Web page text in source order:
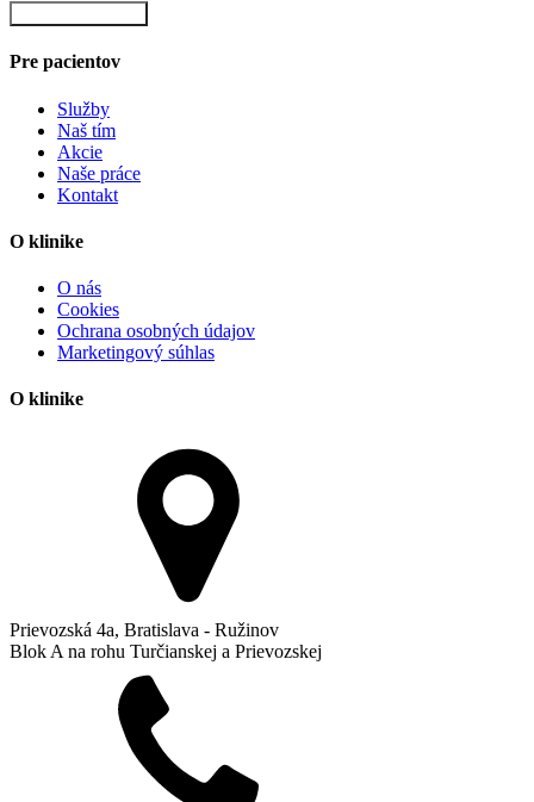
Pre pacientov
Služby
Naš tím
Akcie
Naše práce
Kontakt
O klinike
O nás
Cookies
Ochrana osobných údajov
Marketingový súhlas
O klinike
Prievozská 4a, Bratislava - Ružinov
Blok A na rohu Turčianskej a Prievozskej